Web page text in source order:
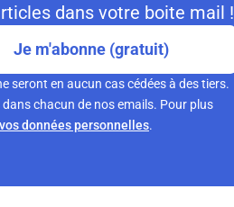
dans votre boite mail !
Je m'abonne (gratuit)
seront en aucun cas cédées à des tiers.
chacun de nos emails. Pour plus
données personnelles.